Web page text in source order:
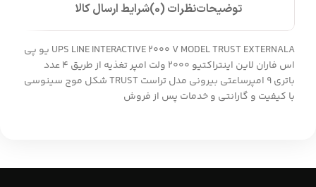
توضیحاتنظرات (0) شرایط ارسال کالا
UPS LINE INTERACTIVE 2000 V MODEL TRUST EXTERNALA یو پی
اس فاران لاین اینتراکتیو 2000 ولت امپر تغذیه از طریق 4 عدد
باتری 9 امپرساعتی بیرونی مدل تراست TRUST شکل موج سینوسی
با کیفیت و گارانتی و خدمات پس از فروش